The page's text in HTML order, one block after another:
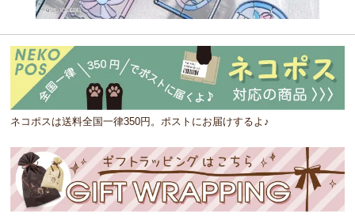
ネコポスは送料全国一律350円。ポストにお届けするよ♪